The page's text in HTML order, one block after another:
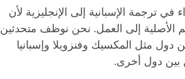
ترجمة الإسبانية إلى الإنجليزية لأن
الأصلية إلى العمل. نحن نوظف متحدثين
دول مثل المكسيك وفنزويلا وإسبانيا
بين دول أخرى.